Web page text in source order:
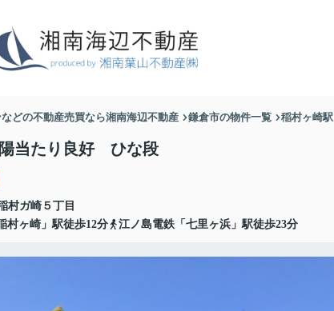
どの不動産売買なら湘南海辺不動産 鎌倉市の物件一覧 稲村ヶ崎駅
当たり良好 ひな段
村ガ崎 ５丁目
村ヶ崎」駅徒歩12分
江ノ島電鉄「七里ヶ浜」駅徒歩23分